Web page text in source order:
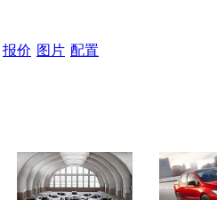
报价 图片 配置